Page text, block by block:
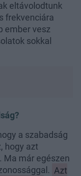
eltávolodtunk
frekvenciára
ember vesz
sokkal
a szabadság
hogy azt
Ma már egészen
Azt